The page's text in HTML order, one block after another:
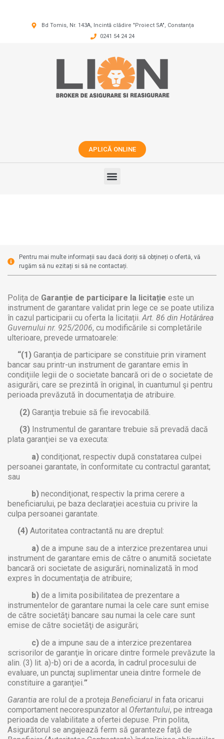
Bd Tomis, Nr. 143A, Incintă clădire "Proiect SA", Constanța
0241 54 24 24
APLICĂ ONLINE
Pentru mai multe informații sau dacă doriți să obțineți o ofertă, vă
rugăm să nu ezitați si să ne contactați.
Polița de Garanție de participare la licitație este un
instrument de garantare validat prin lege ce se poate utiliza
în cazul participarii cu oferta la licitații.Art. 86 din Hotărârea
Guvernului nr. 925/2006, cu modificările si completările
ulterioare, prevede urmatoarele:
“(1) Garanţia de participare se constituie prin virament
bancar sau printr-un instrument de garantare emis în
condiţiile legii de o societate bancară ori de o societate de
asigurări, care se prezintă în original, în cuantumul şi pentru
perioada prevăzută în documentaţia de atribuire.
(2) Garanţia trebuie să fie irevocabilă.
(3) Instrumentul de garantare trebuie să prevadă dacă
plata garanţiei se va executa:
a) condiţionat, respectiv după constatarea culpei
persoanei garantate, în conformitate cu contractul garantat;
sau
b) necondiţionat, respectiv la prima cerere a
beneficiarului, pe baza declaraţiei acestuia cu privire la
culpa persoanei garantate.
(4) Autoritatea contractantă nu are dreptul:
a) de a impune sau de a interzice prezentarea unui
instrument de garantare emis de către o anumită societate
bancară ori societate de asigurări, nominalizată în mod
expres în documentaţia de atribuire;
b) de a limita posibilitatea de prezentare a
instrumentelor de garantare numai la cele care sunt emise
de către societăţi bancare sau numai la cele care sunt
emise de către societăţi de asigurări;
c) de a impune sau de a interzice prezentarea
scrisorilor de garanţie în oricare dintre formele prevăzute la
alin. (3) lit. a)-b) ori de a acorda, în cadrul procesului de
evaluare, un punctaj suplimentar uneia dintre formele de
constituire a garanţiei. ”
Garantia are rolul de a proteja Beneficiarul in fata oricarui
comportament necorespunzator al Ofertantului, pe intreaga
perioada de valabilitate a ofertei depuse. Prin polita,
Asigurătorul se angajează ferm să garanteze faţă de